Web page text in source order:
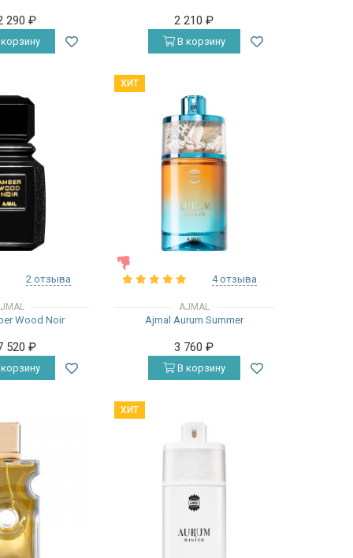
290₽ 2 210₽
В корзину
2 отзыва
Wood Noir
520₽
ХИТ
4 отзыва
AJMAL
Ajmal Aurum Summer
3 760₽
В корзину
ХИТ